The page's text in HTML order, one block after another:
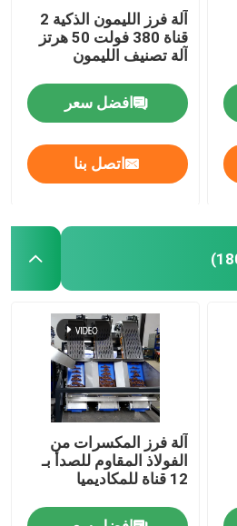
آلة فرز الليمون الذكية 2
قناة 380 فولت 50 هرتز
آلة تصنيف الليمون
افضل سعر
اتصل بنا
آلة فرز المكسرات من
الفولاذ المقاوم للصدأ بـ
12 قناة للمكاديميا